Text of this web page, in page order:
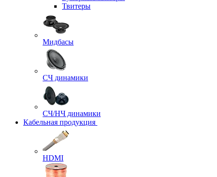
Твитеры
Мидбасы
СЧ динамики
СЧ/НЧ динамики
Кабельная продукция
HDMI